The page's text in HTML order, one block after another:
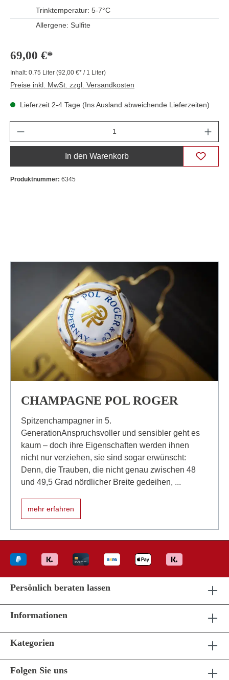
Trinktemperatur: 5-7°C
Allergene: Sulfite
69,00 €*
Inhalt: 0.75 Liter (92,00 €* / 1 Liter)
Preise inkl. MwSt. zzgl. Versandkosten
Lieferzeit 2-4 Tage (Ins Ausland abweichende Lieferzeiten)
In den Warenkorb
Produktnummer: 6345
CHAMPAGNE POL ROGER
Spitzenchampagner in 5.
GenerationAnspruchsvoller und sensibler geht es
kaum – doch ihre Eigenschaften werden ihnen
nicht nur verziehen, sie sind sogar erwünscht:
Denn, die Trauben, die nicht genau zwischen 48
und 49,5 Grad nördlicher Breite gedeihen, ...
mehr erfahren
Persönlich beraten lassen
Informationen
Kategorien
Folgen Sie uns